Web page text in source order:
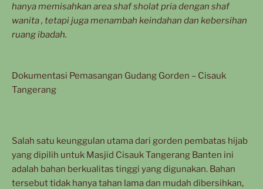
hanya memisahkan area shaf sholat pria dengan shaf
wanita , tetapi juga menambah keindahan dan kebersihan
ruang ibadah.
Dokumentasi Pemasangan Gudang Gorden – Cisauk
Tangerang
Salah satu keunggulan utama dari gorden pembatas hijab
yang dipilih untuk Masjid Cisauk Tangerang Banten ini
adalah bahan berkualitas tinggi yang digunakan. Bahan
tersebut tidak hanya tahan lama dan mudah dibersihkan,